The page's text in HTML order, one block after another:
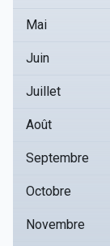
Mai
Juin
Juillet
Août
Septembre
Octobre
Novembre